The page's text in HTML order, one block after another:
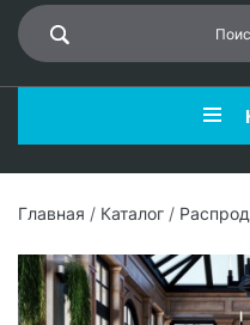
Главная / Каталог /